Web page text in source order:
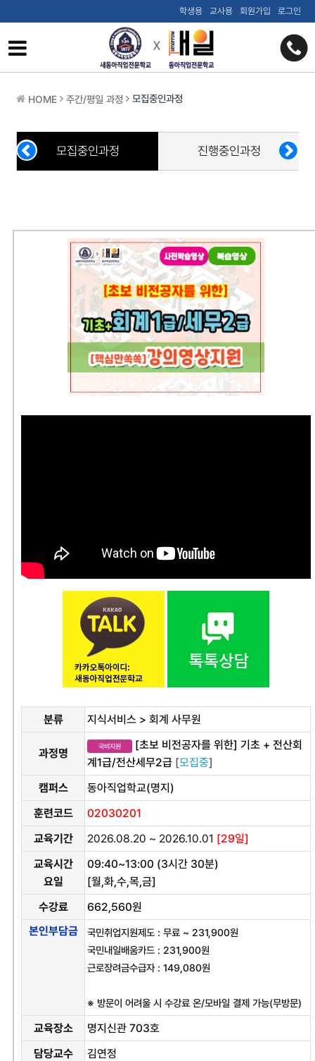
학생용 교사용 회원가입 로그인
HOME 주간/평일 과정 모집중인과정
모집중인과정 진행중인과정
분류 지식서비스 > 회계 사무원
과정명
국비지원
[초보 비전공자를 위한] 기초 + 전산회
계1급/전산세무2급 [모집중]
캠퍼스
동아직업학교(명지)
훈련코드
02030201
교육기간
2026.08.20 ~ 2026.10.01 [29일]
교육시간
요일
09:40~13:00 (3시간 30분)
[월,화,수,목,금]
수강료
662,560원
본인부담금
국민취업지원제도 : 무료 ~ 231,900원
국민내일배움카드 : 231,900원
근로장려금수급자 : 149,080원
※ 방문이 어려울 시 수강료 온/모바일 결제 가능(무방문)
교육장소
명지신관 703호
담당교수
김연정